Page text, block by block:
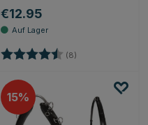
€12.95
Bewertung: (8)
15